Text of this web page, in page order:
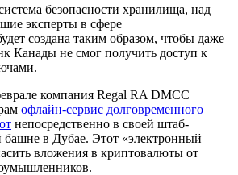
безопасности хранилища, над
эксперты в сфере
создана таким образом, чтобы даже
Канады не смог получить доступ к
компания Regal RA DMCC
офлайн-сервис долговременного
непосредственно в своей штаб-
башне в Дубае. Этот «электронный
вложения в криптовалюты от